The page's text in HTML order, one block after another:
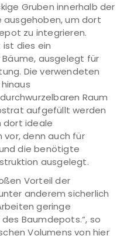
Gruben innerhalb der
um dort
zu integrieren.
dies ein
ausgelegt für
Die verwendeten
Raum
aufgefüllt werden
dort ideale
denn auch für
die benötigte
ausgelegt.
Vorteil der
anderem sicherlich
geringe
Baumdepots.“, so
Volumens von hier